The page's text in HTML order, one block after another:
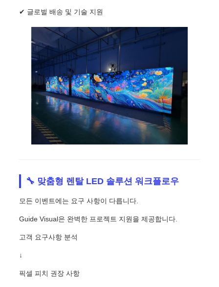
✔ 글로벌 배송 및 기술 지원
🔧 맞춤형 렌탈 LED 솔루션 워크플로우
모든 이벤트에는 요구 사항이 다릅니다.
Guide Visual은 완벽한 프로젝트 지원을 제공합니다.
고객 요구사항 분석
↓
픽셀 피치 권장 사항